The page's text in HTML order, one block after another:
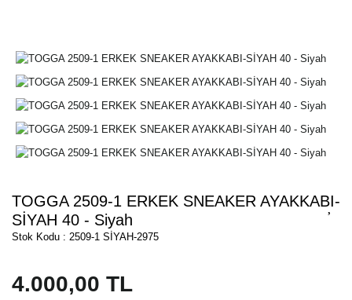
TOGGA 2509-1 ERKEK SNEAKER AYAKKABI-
SİYAH 40 - Siyah
Stok Kodu : 2509-1 SİYAH-2975
4.000,00 TL